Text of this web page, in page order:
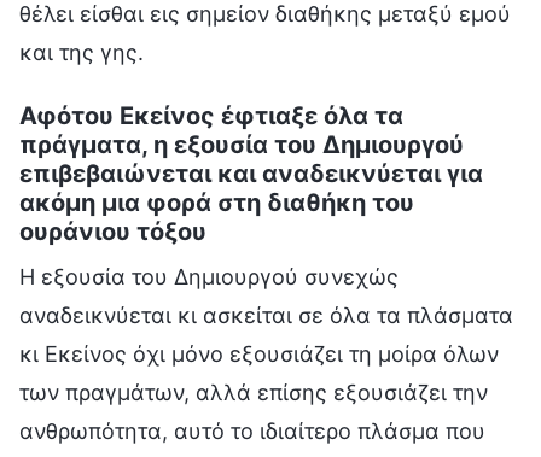
θέλει είσθαι εις σημείον διαθήκης μεταξύ εμού
και της γης.
Αφότου Εκείνος έφτιαξε όλα τα
πράγματα, η εξουσία του Δημιουργού
επιβεβαιώνεται και αναδεικνύεται για
ακόμη μια φορά στη διαθήκη του
ουράνιου τόξου
Η εξουσία του Δημιουργού συνεχώς
αναδεικνύεται κι ασκείται σε όλα τα πλάσματα
κι Εκείνος όχι μόνο εξουσιάζει τη μοίρα όλων
των πραγμάτων, αλλά επίσης εξουσιάζει την
ανθρωπότητα, αυτό το ιδιαίτερο πλάσμα που